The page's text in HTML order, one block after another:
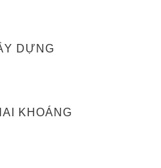
DỰNG
KHOÁNG